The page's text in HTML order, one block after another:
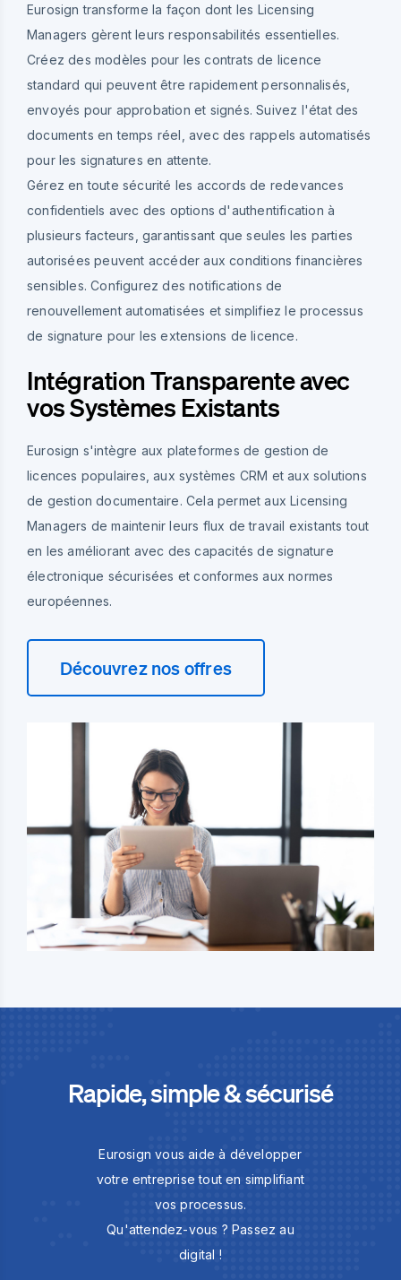
Eurosign transforme la façon dont les Licensing
Managers gèrent leurs responsabilités essentielles.
Créez des modèles pour les contrats de licence
standard qui peuvent être rapidement personnalisés,
envoyés pour approbation et signés. Suivez l'état des
documents en temps réel, avec des rappels automatisés
pour les signatures en attente.
Gérez en toute sécurité les accords de redevances
confidentiels avec des options d'authentification à
plusieurs facteurs, garantissant que seules les parties
autorisées peuvent accéder aux conditions financières
sensibles. Configurez des notifications de
renouvellement automatisées et simplifiez le processus
de signature pour les extensions de licence.
Intégration Transparente avec
vos Systèmes Existants
Eurosign s'intègre aux plateformes de gestion de
licences populaires, aux systèmes CRM et aux solutions
de gestion documentaire. Cela permet aux Licensing
Managers de maintenir leurs flux de travail existants tout
en les améliorant avec des capacités de signature
électronique sécurisées et conformes aux normes
européennes.
Découvrez nos offres
Rapide, simple & sécurisé
Eurosign vous aide à développer
votre entreprise tout en simplifiant
vos processus.
Qu'attendez-vous ? Passez au
digital !